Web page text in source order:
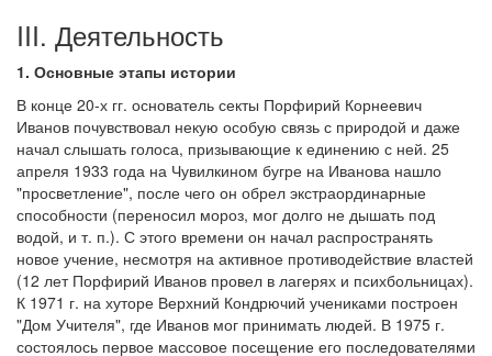
III. Деятельность
1. Основные этапы истории
В конце 20-х гг. основатель секты Порфирий Корнеевич
Иванов почувствовал некую особую связь с природой и даже
начал слышать голоса, призывающие к единению с ней. 25
апреля 1933 года на Чувилкином бугре на Иванова нашло
"просветление", после чего он обрел экстраординарные
способности (переносил мороз, мог долго не дышать под
водой, и т. п.). С этого времени он начал распространять
новое учение, несмотря на активное противодействие властей
(12 лет Порфирий Иванов провел в лагерях и психбольницах).
К 1971 г. на хуторе Верхний Кондрючий учениками построен
"Дом Учителя", где Иванов мог принимать людей. В 1975 г.
состоялось первое массовое посещение его последователями